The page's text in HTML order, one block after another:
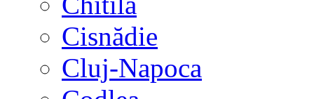
Cisnădie
Cluj-Napoca